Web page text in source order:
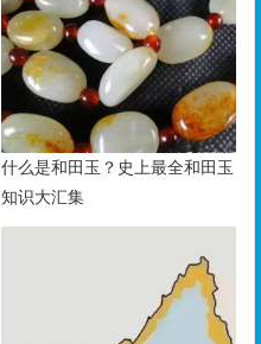
什么是和田玉？史上最全和田玉
知识大汇集